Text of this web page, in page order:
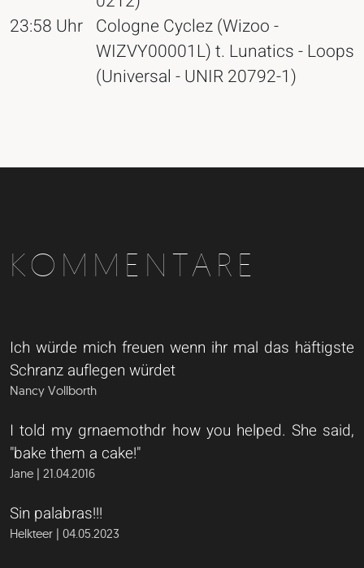
23:58 Uhr Cologne Cyclez (Wizoo -
WIZVY00001L) t. Lunatics - Loops
(Universal - UNIR 20792-1)
KOMMENTARE
Ich würde mich freuen wenn ihr mal das häftigste
Schranz auflegen würdet
Nancy Vollborth
I told my grnaemothdr how you helped. She said,
"bake them a cake!"
Jane | 21.04.2016
Sin palabras!!!
Helkteer | 04.05.2023